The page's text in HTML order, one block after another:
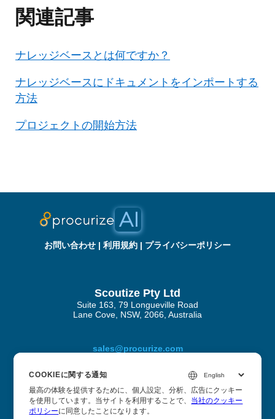
関連記事
ナレッジベースとは何ですか？
ナレッジベースにドキュメントをインポートする
方法
プロジェクトの開始方法
お問い合わせ | 利用規約 | プライバシーポリシー
Scoutize Pty Ltd
Suite 163, 79 Longueville Road
Lane Cove, NSW, 2066, Australia
sales@procurize.com
Procurize AIについて
COOKIEに関する通知
最高の体験を提供するために、個人設定、分析、広告にクッキー
を使用しています。当サイトを利用することで、 当社のクッキー
ポリシーに同意したことになります。